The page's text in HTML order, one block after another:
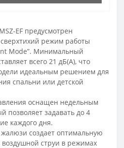
EF предусмотрен
режим работы
Mode”. Минимальный
всего 21 дБ(А), что
идеальным решением для
спальни или детской
оснащен недельным
позволяет задавать до 4
каждого дня.
создает оптимальную
струи в режимах